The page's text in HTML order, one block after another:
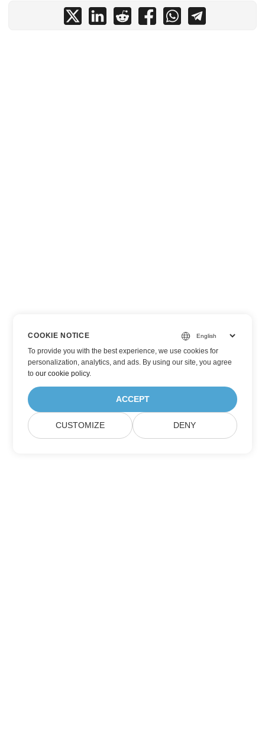
COOKIE NOTICE
To provide you with the best experience, we use cookies for
personalization, analytics, and ads. By using our site, you agree
toour cookie policy.
ACCEPT
CUSTOMIZE DENY